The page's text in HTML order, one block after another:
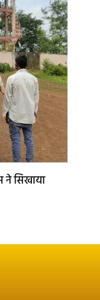
ने सिखाया